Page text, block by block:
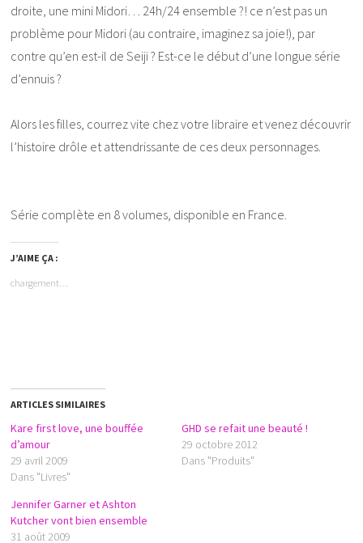
droite, une mini Midori… 24h/24 ensemble ?! ce n’est pas un
problème pour Midori (au contraire, imaginez sa joie!), par
contre qu’en est-il de Seiji ? Est-ce le début d’une longue série
d’ennuis ?
Alors les filles, courrez vite chez votre libraire et venez découvrir
l’histoire drôle et attendrissante de ces deux personnages.
Série complète en 8 volumes, disponible en France.
J’AIME ÇA :
chargement…
ARTICLES SIMILAIRES
Kare first love, une bouffée
d’amour
29 avril 2009
Dans "Livres"
GHD se refait une beauté !
29 octobre 2012
Dans "Produits"
Jennifer Garner et Ashton
Kutcher vont bien ensemble
31 août 2009